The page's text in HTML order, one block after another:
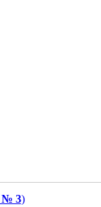
№ 3)